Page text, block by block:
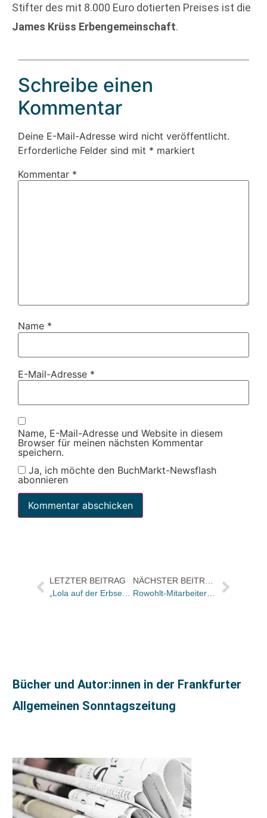
Stifter des mit 8.000 Euro dotierten Preises ist die
James Krüss Erbengemeinschaft.
Schreibe einen
Kommentar
Deine E-Mail-Adresse wird nicht veröffentlicht.
Erforderliche Felder sind mit * markiert
Kommentar *
Name *
E-Mail-Adresse *
Name, E-Mail-Adresse und Website in diesem
Browser für meinen nächsten Kommentar
speichern.
Ja, ich möchte den BuchMarkt-Newsflash
abonnieren
LETZTER BEITRAG
„Lola auf der Erbse“ wird verfilmt
Bücher und Autor:innen in der Frankfurter
Allgemeinen Sonntagszeitung